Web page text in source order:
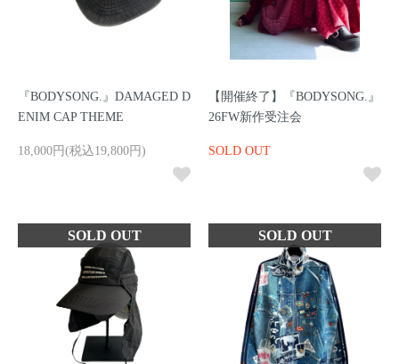
『BODYSONG.』DAMAGED D
ENIM CAP THEME
18,000円(税込19,800円)
【開催終了】『BODYSONG.』
26FW新作受注会
SOLD OUT